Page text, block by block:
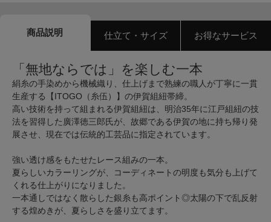
商品説明 仕立て・サイズ お得なサービス
「無地ならでは」を楽しむ一本
絹糸の手染めから機械織り、仕上げまで熟練の職人が丁寧に一貫
生産する【ITOGO（糸伍）】の伊賀組紐帯締。
高い技術を持って組まれる伊賀組紐は、明治35年に江戸組紐の技
法を習得した廣澤徳三郎氏が、故郷である伊賀の地に持ち帰り発
展させ、現在では伝統的工芸品に指定されています。
強い透け感をもたせたレース組みの一本。
夏らしいカラーリングが、コーディネートの明度も気分も上げて
くれる仕上がりになりました。
一本通しではなく散らした銀糸も高ポイント◎太陽の下で乱反射
する煌めきが、夏らしさを盛り立てます。